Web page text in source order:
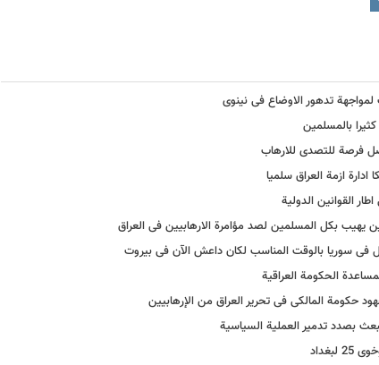
تدهور الاوضاع فی نینوى
بالمسلمین
فرصة للتصدی للارهاب
ادارة ازمة العراق سلمیا
القوانین الدولیة
یهیب بکل المسلمین لصد مؤامرة الارهابیین فی العراق
فی سوریا بالوقت المناسب لکان داعش الآن فی بیروت
الحکومة العراقیة
حکومة المالکی فی تحریر العراق من الإرهابیین
بصدد تدمیر العملیة السیاسیة